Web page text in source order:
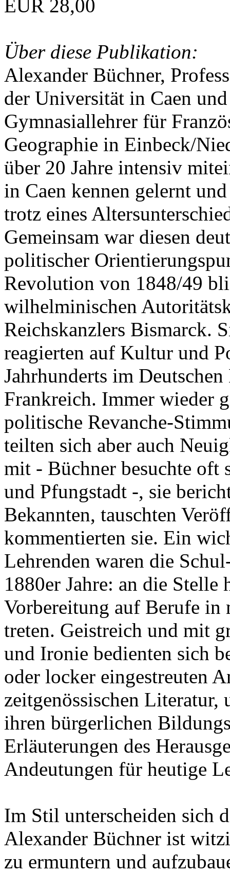
EUR 28,00
Über diese Publikation:
Alexander Büchner,
der Universität in Caen
Gymnasiallehrer für
Geographie in Einbeck/
über 20 Jahre intensiv
in Caen kennen gelernt
trotz eines
Gemeinsam war diesen
politischer
Revolution von 1848/49
wilhelminischen
Reichskanzlers Bismarck.
reagierten auf Kultur und
Jahrhunderts im
Frankreich. Immer wieder
politische Revanche-
teilten sich aber auch
mit - Büchner besuchte oft
und Pfungstadt -, sie
Bekannten, tauschten
kommentierten sie. Ein
Lehrenden waren die
1880er Jahre: an die
Vorbereitung auf Berufe in
treten. Geistreich und mit
und Ironie bedienten sich
oder locker eingestreuten
zeitgenössischen
ihren bürgerlichen
Erläuterungen des
Andeutungen für heutige
Im Stil unterscheiden sich
Alexander Büchner ist
zu ermuntern und